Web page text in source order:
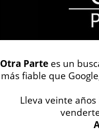
Otra Parte es un
más fiable que
Lleva veinte